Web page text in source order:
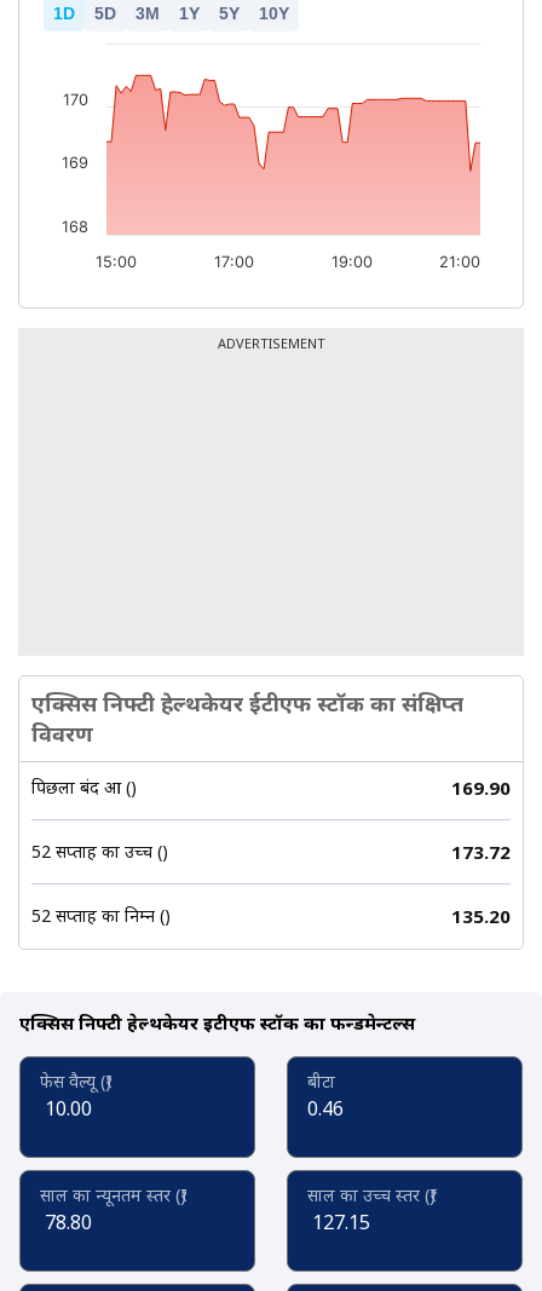
1D 5D 3M 1Y 5Y 10Y
15:00 21:00
17:00 19:00
168
169
170
ADVERTISEMENT
एक्सिस निफ्टी हेल्थकेयर ईटीएफ स्टॉक का संक्षिप्त
विवरण
पिछला बंद हुआ (₹) 169.90
52 सप्ताह का उच्च (₹) 173.72
52 सप्ताह का निम्न (₹) 135.20
एक्सिस निफ्टी हेल्थकेयर ईटीएफ स्टॉक का फन्डमेन्टल्स
फेस वैल्यू (₹)
10.00
बीटा
0.46
साल का न्यूनतम स्तर (₹)
78.80
साल का उच्च स्तर (₹)
127.15